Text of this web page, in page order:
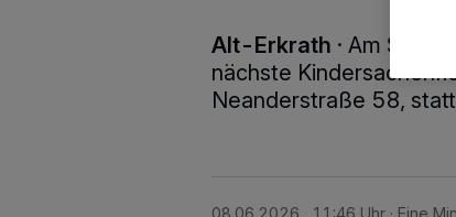
Alt-Erkrath · Am
nächste
Neanderstraße 58,
08.06.2026 , 11:46 Uhr Eine